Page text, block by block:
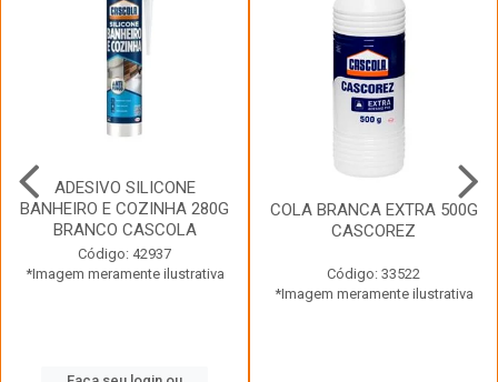
ADESIVO SILICONE
BANHEIRO E COZINHA 280G
BRANCO CASCOLA
Código: 42937
*Imagem meramente ilustrativa
COLA BRANCA EXTRA 500G
CASCOREZ
Código: 33522
*Imagem meramente ilustrativa